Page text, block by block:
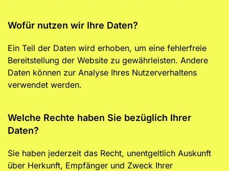
Wofür nutzen wir Ihre Daten?
Ein Teil der Daten wird erhoben, um eine fehlerfreie
Bereitstellung der Website zu gewährleisten. Andere
Daten können zur Analyse Ihres Nutzerverhaltens
verwendet werden.
Welche Rechte haben Sie bezüglich Ihrer
Daten?
Sie haben jederzeit das Recht, unentgeltlich Auskunft
über Herkunft, Empfänger und Zweck Ihrer